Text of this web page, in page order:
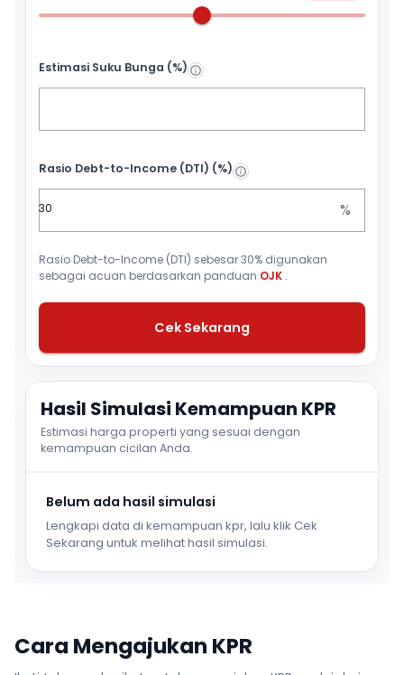
Estimasi Suku Bunga (%)
Rasio Debt-to-Income (DTI) (%)
%
Rasio Debt-to-Income (DTI) sebesar 30% digunakan
sebagai acuan berdasarkan panduan OJK .
Cek Sekarang
Hasil Simulasi Kemampuan KPR
Estimasi harga properti yang sesuai dengan
kemampuan cicilan Anda.
Belum ada hasil simulasi
Lengkapi data di kemampuan kpr, lalu klik Cek
Sekarang untuk melihat hasil simulasi.
Cara Mengajukan KPR